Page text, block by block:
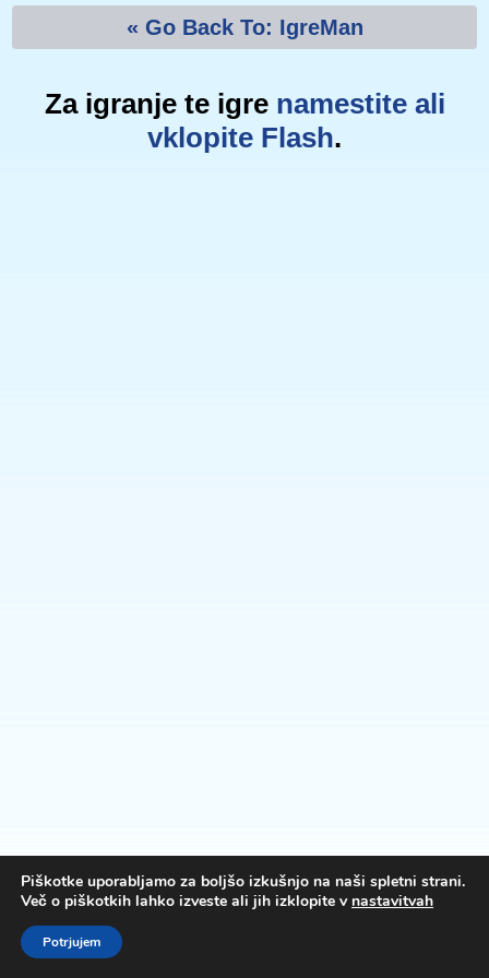
« Go Back To: IgreMan
Za igranje te igre namestite ali
vklopite Flash.
Piškotke uporabljamo za boljšo izkušnjo na naši spletni strani.
Več o piškotkih lahko izveste ali jih izklopite v nastavitvah
Potrjujem